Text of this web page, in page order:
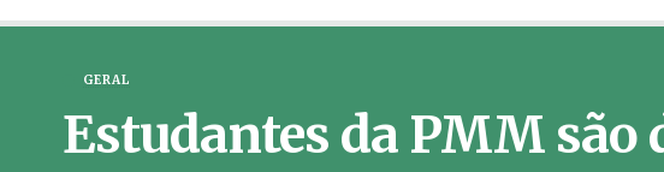
GERAL
Estudantes da PMM são